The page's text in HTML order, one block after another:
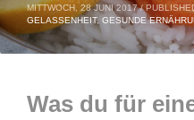
MITTWOCH, 28 JUNI 2017 /
GELASSENHEIT, GESUNDE
Was du für